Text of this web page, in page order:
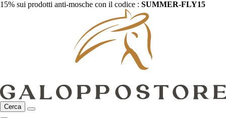
15% sui prodotti anti-mosche con il codice : SUMMER-FLY15
Cerca